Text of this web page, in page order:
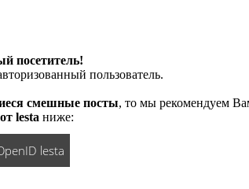
посетитель!
пользователь.
смешные посты, то мы рекомендуем
lesta ниже:
lesta